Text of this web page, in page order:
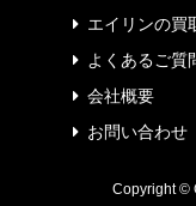
エイリンの買
よくあるご質
会社概要
お問い合わせ
Copyright ©